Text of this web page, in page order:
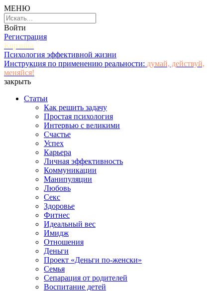
МЕНЮ
Войти
Регистрация
Корзина
Психология эффективной жизни
Инструкция по применению реальности: думай, действуй,
меняйся!
закрыть
Статьи
Как решить задачу
Простая психология
Интервью с великими
Счастье
Успех
Карьера
Личная эффективность
Коммуникации
Манипуляции
Любовь
Секс
Здоровье
Фитнес
Идеальный вес
Имидж
Отношения
Деньги
Проект «Деньги по-женски»
Семья
Сепарация от родителей
Воспитание детей